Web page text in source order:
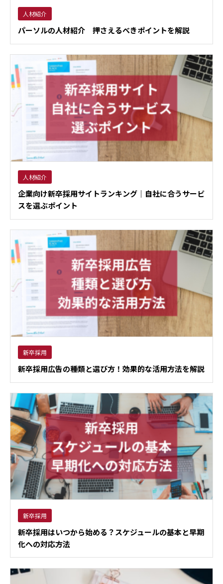
人材紹介
パーソルの人材紹介 押さえるべきポイントを解説
人材紹介
企業向け新卒採用サイトランキング｜自社に合うサービ
スを選ぶポイント
新卒採用
新卒採用広告の種類と選び方！効果的な活用方法を解説
新卒採用
新卒採用はいつから始める？スケジュールの基本と早期
化への対応方法